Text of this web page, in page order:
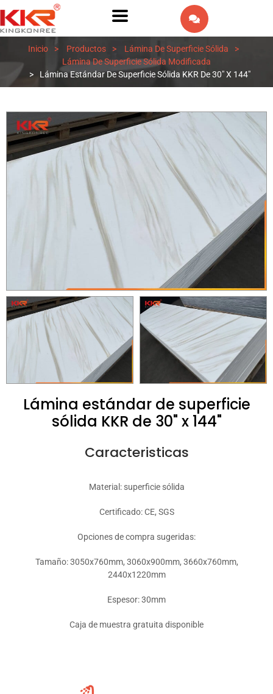
AR
FR
PT
DE
Inicio > Productos > Lámina De Superficie Sólida
>
Lámina De Superficie Sólida Modificada
>
Lámina Estándar De Superficie Sólida KKR De 30" X 144"
Lámina estándar de superficie
sólida KKR de 30" x 144"
Caracteristicas
Material: superficie sólida
Certificado: CE, SGS
Opciones de compra sugeridas:
Tamaño: 3050x760mm, 3060x900mm, 3660x760mm,
2440x1220mm
Espesor: 30mm
Caja de muestra gratuita disponible